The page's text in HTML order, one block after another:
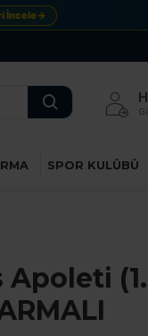
→
SPOR KULÜBÜ
Apoleti